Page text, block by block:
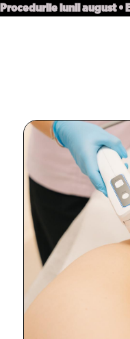
Procedurile lunii august •